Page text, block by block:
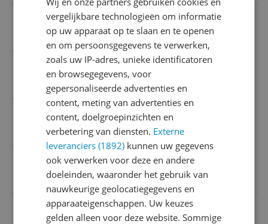
Smart Platform
Google TV
Verversingssnelheid
Energieklasse
HD-type
4K Ultra HD
Schermtype
vergelijkbare technologieën om informatie
op uw apparaat op te slaan en te openen
en om persoonsgegevens te verwerken,
zoals uw IP-adres, unieke identificatoren
en browsegegevens, voor
gepersonaliseerde advertenties en
content, meting van advertenties en
content, doelgroepinzichten en
verbetering van diensten. Externe
leveranciers (1892) kunnen uw gegevens
ook verwerken voor deze en andere
doeleinden, waaronder het gebruik van
nauwkeurige geolocatiegegevens en
apparaateigenschappen. Uw keuzes
gelden alleen voor deze website. Sommige